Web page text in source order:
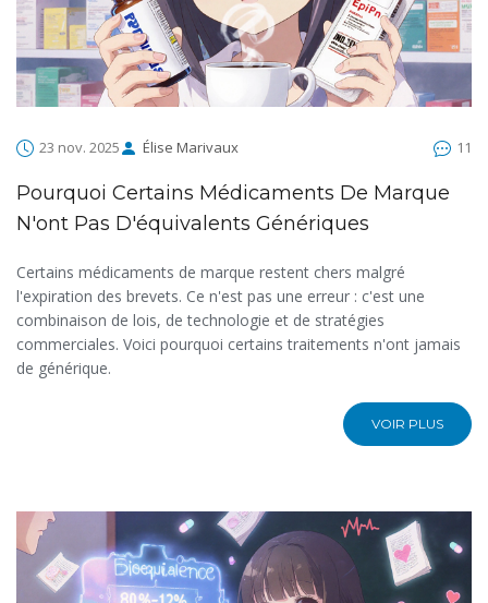
23 nov. 2025 Élise Marivaux 11
Pourquoi Certains Médicaments De Marque
N'ont Pas D'équivalents Génériques
Certains médicaments de marque restent chers malgré
l'expiration des brevets. Ce n'est pas une erreur : c'est une
combinaison de lois, de technologie et de stratégies
commerciales. Voici pourquoi certains traitements n'ont jamais
de générique.
VOIR PLUS